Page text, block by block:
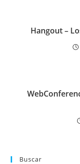
Hangout –
Buscar